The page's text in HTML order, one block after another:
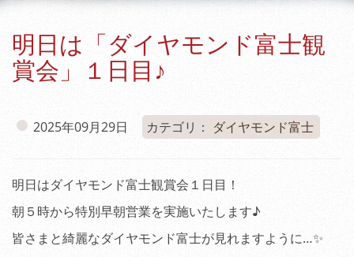
明日は「ダイヤモンド富士観
賞会」１日目♪
2025年09月29日 カテゴリ： ダイヤモンド富士
明日はダイヤモンド富士観賞会１日目！
朝５時から特別早朝営業を実施いたします♪
皆さまと綺麗なダイヤモンド富士が見れますように…✨